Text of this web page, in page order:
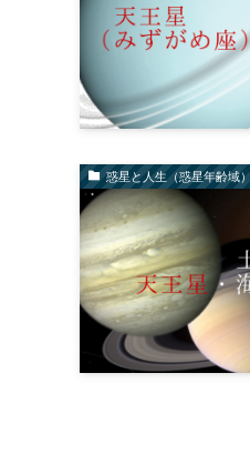
惑星と人生（惑星年齢域）